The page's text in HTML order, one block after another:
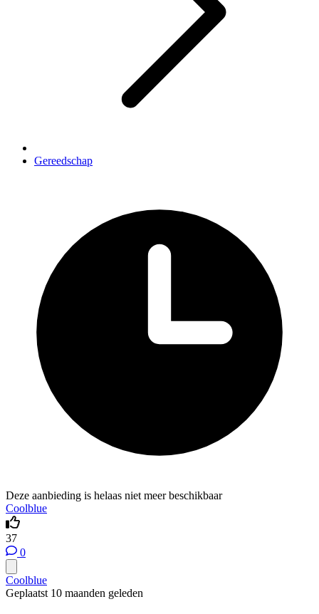
Gereedschap
Deze aanbieding is helaas niet meer beschikbaar
Coolblue
37
0
Coolblue
Geplaatst 10 maanden geleden